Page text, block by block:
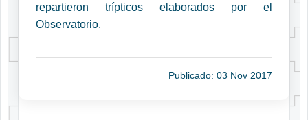
repartieron trípticos elaborados por el
Observatorio.
Publicado: 03 Nov 2017